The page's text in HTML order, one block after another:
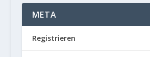
META
Registrieren